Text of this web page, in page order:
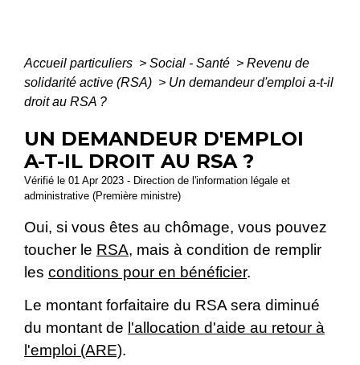
Accueil particuliers > Social - Santé > Revenu de
solidarité active (RSA) > Un demandeur d'emploi a-t-il
droit au RSA ?
UN DEMANDEUR D'EMPLOI
A-T-IL DROIT AU RSA ?
Vérifié le 01 Apr 2023 - Direction de l'information légale et
administrative (Première ministre)
Oui, si vous êtes au chômage, vous pouvez
toucher le RSA, mais à condition de remplir
les conditions pour en bénéficier.
Le montant forfaitaire du RSA sera diminué
du montant de l'allocation d'aide au retour à
l'emploi (ARE).